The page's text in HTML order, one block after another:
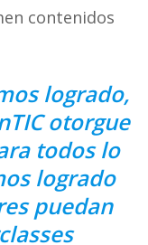
contenidos
logrado,
otorgue
todos lo
logrado
puedan